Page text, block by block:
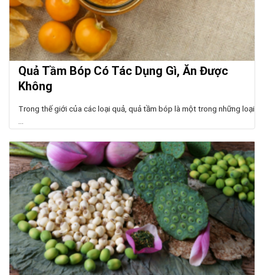
Quả Tầm Bóp Có Tác Dụng Gì, Ăn Được
Không
Trong thế giới của các loại quả, quả tầm bóp là một trong những loại